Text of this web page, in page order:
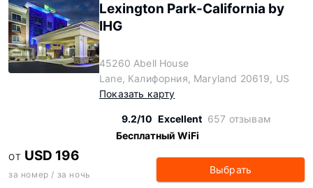
Lexington Park-California by
IHG
45260 Abell House
Lane, Калифорния, Maryland 20619, US
Показать карту
9.2/10 Excellent 657 отзывам
Бесплатный WiFi
ОТ USD 196
за номер / за ночь Выбрать